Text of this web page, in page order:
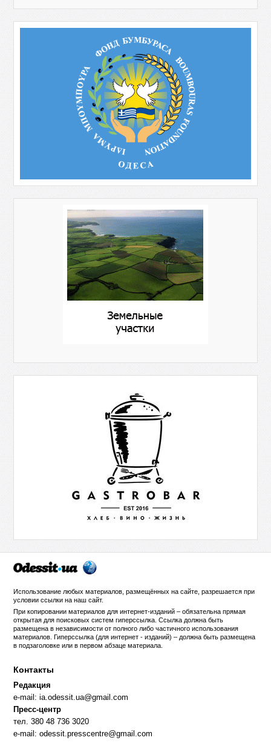
Использование любых материалов, размещённых на сайте, разрешается при
условии ссылки нанаш сайт.
При копировании материалов для интернет-изданий – обязательна прямая
открытая для поисковых систем гиперссылка. Ссылка должна быть
размещена в независимости от полного либо частичного использования
материалов. Гиперссылка (для интернет - изданий) – должна быть размещена
в подзаголовке или в первом абзаце материала.
Контакты
Редакция
e-mail:ia.odessit.ua@gmail.com
Пресс-центр
тел. 380 48 736 3020
e-mail:odessit.presscentre@gmail.com